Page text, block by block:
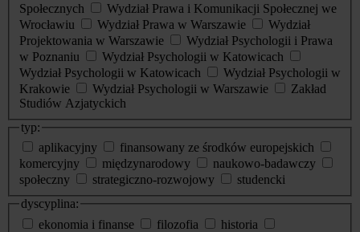
Społecznych
Wydział Prawa i Komunikacji Społecznej we
Wrocławiu
Wydział Prawa w Warszawie
Wydział
Projektowania w Warszawie
Wydział Psychologii i Prawa
w Poznaniu
Wydział Psychologii w Katowicach
Wydział Psychologii w Katowicach
Wydział Psychologii w
Krakowie
Wydział Psychologii w Warszawie
Zakład
Studiów Azjatyckich
typ:
aplikacyjny
finansowany ze środków europejskich
komercyjny
międzynarodowy
naukowo-badawczy
społeczny
strategiczno-rozwojowy
studencki
dyscyplina:
ekonomia i finanse
filozofia
historia